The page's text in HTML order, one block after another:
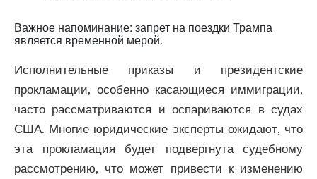
Важное напоминание: запрет на поездки Трампа
является временной мерой.
Исполнительные приказы и президентские
прокламации, особенно касающиеся иммиграции,
часто рассматриваются и оспариваются в судах
США. Многие юридические эксперты ожидают, что
эта прокламация будет подвергнута судебному
рассмотрению, что может привести к изменению